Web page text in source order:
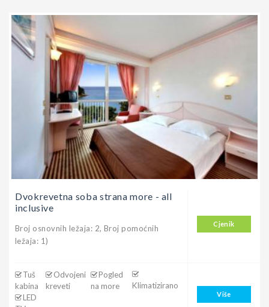
Dvokrevetna soba strana more - all
inclusive
Broj osnovnih ležaja: 2, Broj pomoćnih
ležaja: 1)
Cjenik
Tuš
kabina
Odvojeni
kreveti
Pogled
na more
Klimatizirano
LED
Više